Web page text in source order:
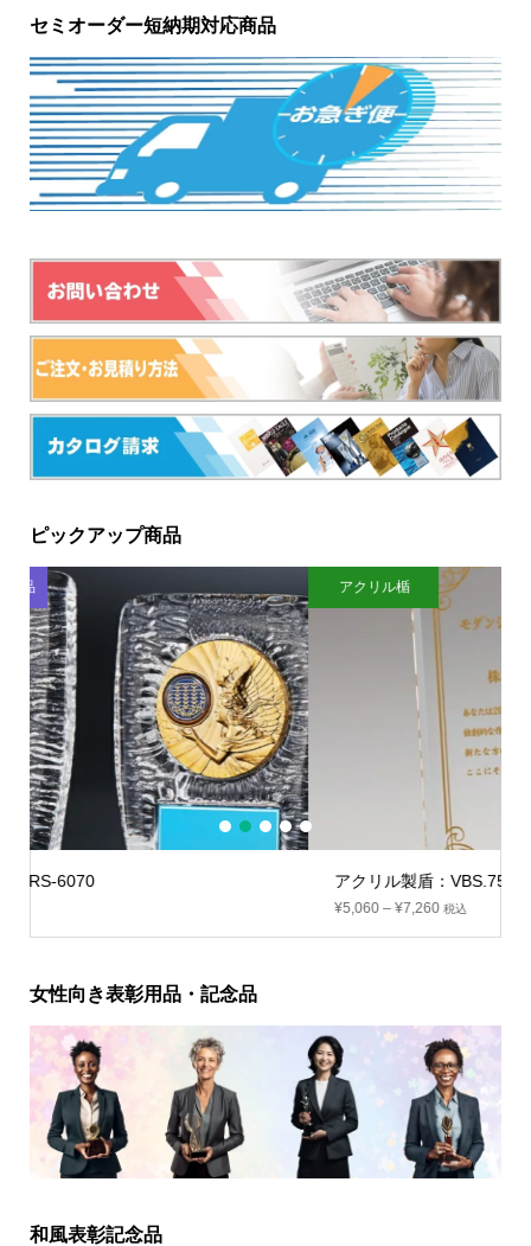
セミオーダー短納期対応商品
ピックアップ商品
アクリル製盾：VBS.751
アクリル楯
1 2 3 4 5
女性向き表彰用品・記念品
和風表彰記念品